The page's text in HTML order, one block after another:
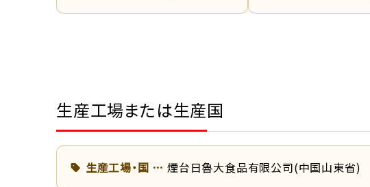
生産工場または生産国
生産工場・国 煙台日魯大食品有限公司(中国山東省)